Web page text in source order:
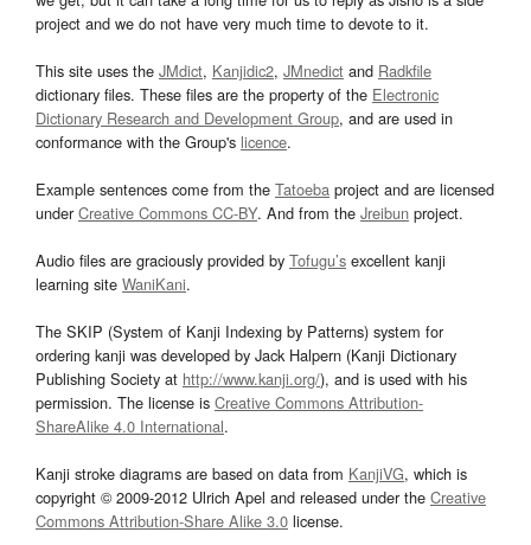
project and we do not have very much time to devote to it.
This site uses the JMdict, Kanjidic2, JMnedict and Radkfile
dictionary files. These files are the property of the Electronic
Dictionary Research and Development Group, and are used in
conformance with the Group's licence.
Example sentences come from the Tatoeba project and are licensed
underCreative Commons CC-BY. And from the Jreibun project.
Audio files are graciously provided by Tofugu’s excellent kanji
learning site WaniKani.
The SKIP (System of Kanji Indexing by Patterns) system for
ordering kanji was developed by Jack Halpern (Kanji Dictionary
Publishing Society at http://www.kanji.org/), and is used with his
permission. The license is Creative Commons Attribution-
ShareAlike 4.0 International.
Kanji stroke diagrams are based on data from KanjiVG, which is
copyright © 2009-2012 Ulrich Apel and released under the Creative
Commons Attribution-Share Alike 3.0 license.